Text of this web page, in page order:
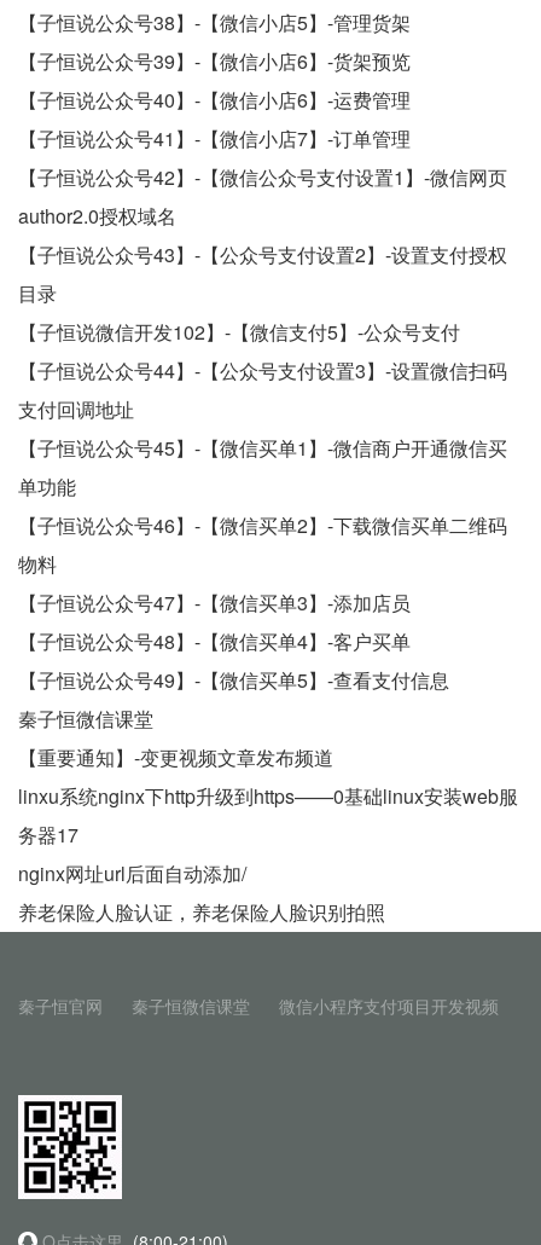
【子恒说公众号38】-【微信小店5】-管理货架
【子恒说公众号39】-【微信小店6】-货架预览
【子恒说公众号40】-【微信小店6】-运费管理
【子恒说公众号41】-【微信小店7】-订单管理
【子恒说公众号42】-【微信公众号支付设置1】-微信网页
author2.0授权域名
【子恒说公众号43】-【公众号支付设置2】-设置支付授权
目录
【子恒说微信开发102】-【微信支付5】-公众号支付
【子恒说公众号44】-【公众号支付设置3】-设置微信扫码
支付回调地址
【子恒说公众号45】-【微信买单1】-微信商户开通微信买
单功能
【子恒说公众号46】-【微信买单2】-下载微信买单二维码
物料
【子恒说公众号47】-【微信买单3】-添加店员
【子恒说公众号48】-【微信买单4】-客户买单
【子恒说公众号49】-【微信买单5】-查看支付信息
秦子恒微信课堂
【重要通知】-变更视频文章发布频道
linxu系统nginx下http升级到https——0基础linux安装web服
务器17
nginx网址url后面自动添加/
养老保险人脸认证，养老保险人脸识别拍照
秦子恒官网 秦子恒微信课堂 微信小程序支付项目开发视频